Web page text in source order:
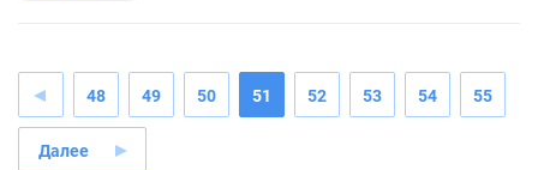
48 49 50 51 52 53 54 55
Далее